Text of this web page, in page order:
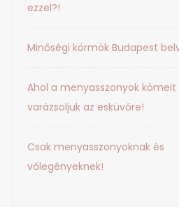
ezzel?!
Minőségi körmök Budapest
Ahol a menyasszonyok
varázsoljuk az esküvőre!
Csak menyasszonyoknak és
vőlegényeknek!